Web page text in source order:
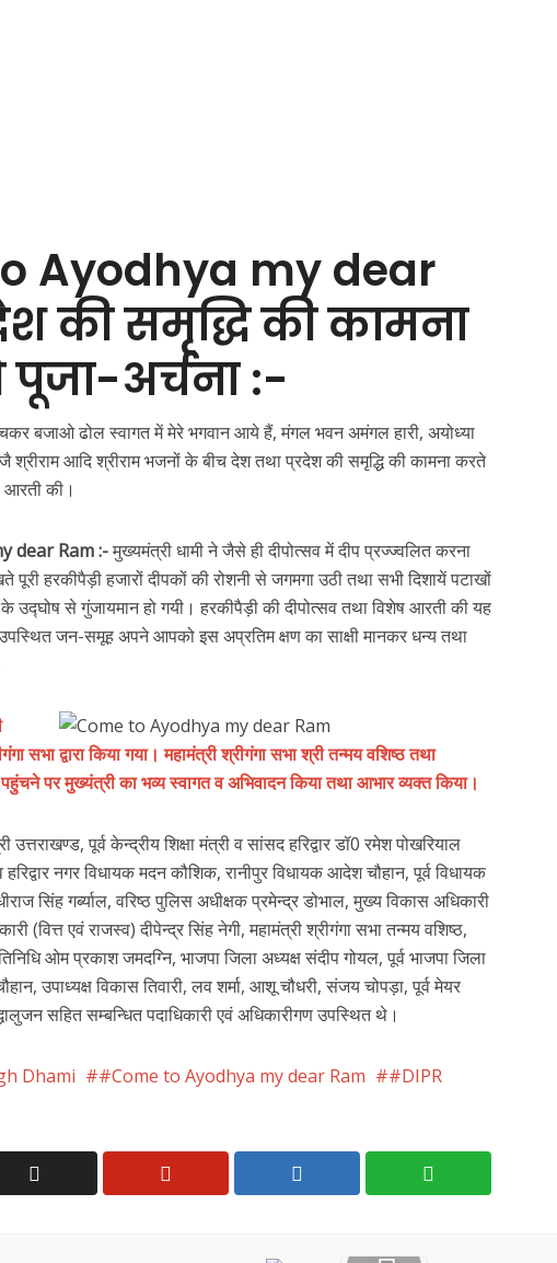
Ayodhya my dear
की समृद्धि की कामना
अर्चना :-
बजाओ ढोल स्वागत में मेरे भगवान आये हैं, मंगल भवन अमंगल हारी, अयोध्या
श्रीराम आदि श्रीराम भजनों के बीच देश तथा प्रदेश की समृद्धि की कामना करते
आरती की।
dear Ram :-मुख्यमंत्री धामी ने जैसे ही दीपोत्सव में दीप प्रज्ज्वलित करना
पूरी हरकीपैड़ी हजारों दीपकों की रोशनी से जगमगा उठी तथा सभी दिशायें पटाखों
उद्घोष से गुंजायमान हो गयी। हरकीपैड़ी की दीपोत्सव तथा विशेष आरती की यह
जन-समूह अपने आपको इस अप्रतिम क्षण का साक्षी मानकर धन्य तथा
सभा द्वारा किया गया। महामंत्री श्रीगंगा सभा श्री तन्मय वशिष्ठ तथा
पहुंचने पर मुख्यंत्री का भव्य स्वागत व अभिवादन किया तथा आभार व्यक्त किया।
पूर्व केन्द्रीय शिक्षा मंत्री व सांसद हरिद्वार डॉ0 रमेश पोखरियाल
नगर विधायक मदन कौशिक, रानीपुर विधायक आदेश चौहान, पूर्व विधायक
सिंह गर्ब्याल, वरिष्ठ पुलिस अधीक्षक प्रमेन्द्र डोभाल, मुख्य विकास अधिकारी
(वित्त एवं राजस्व) दीपेन्द्र सिंह नेगी, महामंत्री श्रीगंगा सभा तन्मय वशिष्ठ,
ओम प्रकाश जमदग्नि, भाजपा जिला अध्यक्ष संदीप गोयल, पूर्व भाजपा जिला
उपाध्यक्ष विकास तिवारी, लव शर्मा, आशू चौधरी, संजय चोपड़ा, पूर्व मेयर
सहित सम्बन्धित पदाधिकारी एवं अधिकारीगण उपस्थित थे।
Dhami #Come to Ayodhya my dear Ram
#DIPR